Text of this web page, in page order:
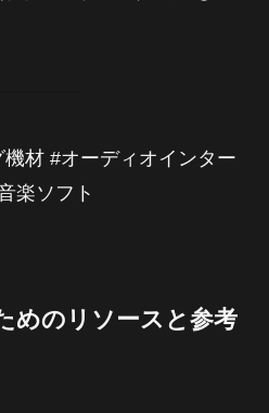
材 #オーディオインター
楽ソフト
めのリソースと参考